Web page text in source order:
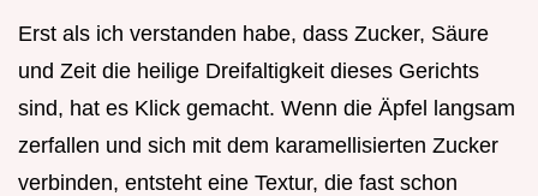
Erst als ich verstanden habe, dass Zucker, Säure
und Zeit die heilige Dreifaltigkeit dieses Gerichts
sind, hat es Klick gemacht. Wenn die Äpfel langsam
zerfallen und sich mit dem karamellisierten Zucker
verbinden, entsteht eine Textur, die fast schon